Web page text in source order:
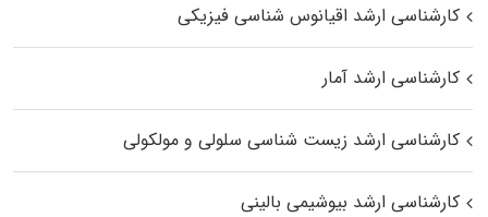
کارشناسی ارشد اقیانوس‌ شناسی فیزیکی
کارشناسی ارشد آمار
کارشناسی ارشد زیست شناسی سلولی و مولکولی
کارشناسی ارشد بیوشیمی بالینی